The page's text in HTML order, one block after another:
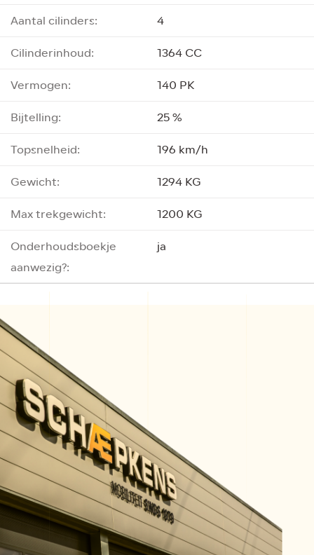
Aantal cilinders:
4
Cilinderinhoud:
1364 CC
Vermogen:
140 PK
Bijtelling:
25 %
Topsnelheid:
196 km/h
Gewicht:
1294 KG
Max trekgewicht:
1200 KG
Onderhoudsboekje
aanwezig?:
ja